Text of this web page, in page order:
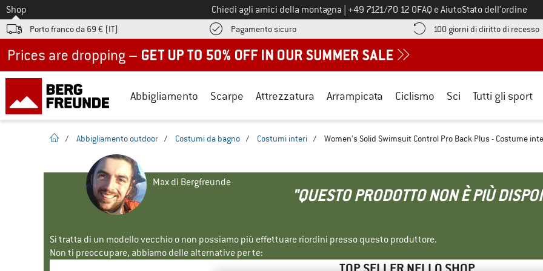
Allo
Shop Chiedi agli amici della montagna Chiamaci al numero
+49 7121/70 12 0FAQ e AiutoStato dell’ordine
Porto franco da 69 € (IT) Pagamento sicuroQui trovi le informazioni di pagamento! Si apre in una casella
100 giorni di diritto di recesso
Abbigliamento Scarpe Attrezzatura Arrampicata Ciclismo Sci Tutti gli sport
pagina iniziale
/ Abbigliamento outdoor / Costumi da bagno / Costumi interi / Women's Solid Swimsuit Control Pro Back Plus - Costume
Max di Bergfreunde
"QUESTO PRODOTTO NON È PIÙ
Si tratta di un modello vecchio o non possiamo più effettuare riordini presso questo produttore.
Non ti preoccupare, abbiamo delle alternative per te: